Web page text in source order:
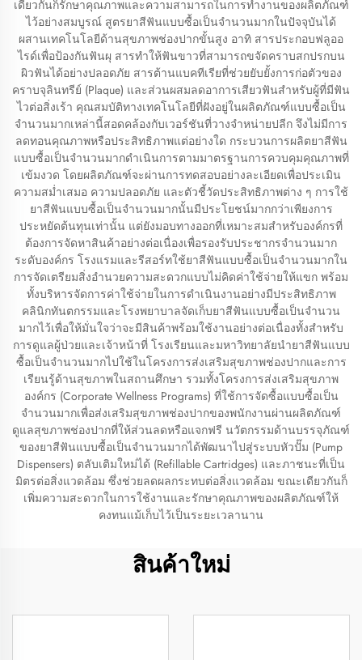
เดียวกันก็รักษาคุณภาพและความสามารถในการทำงานของผลิตภัณฑ์
ไว้อย่างสมบูรณ์ สูตรยาสีฟันแบบซื้อเป็นจำนวนมากในปัจจุบันได้
ผสานเทคโนโลยีด้านสุขภาพช่องปากขั้นสูง อาทิ สารประกอบฟลูออ
ไรด์เพื่อป้องกันฟันผุ สารทำให้ฟันขาวที่สามารถขจัดคราบสกปรกบน
ผิวฟันได้อย่างปลอดภัย สารต้านแบคทีเรียที่ช่วยยับยั้งการก่อตัวของ
คราบจุลินทรีย์ (Plaque) และส่วนผสมลดอาการเสียวฟันสำหรับผู้ที่มีฟัน
ไวต่อสิ่งเร้า คุณสมบัติทางเทคโนโลยีที่ฝังอยู่ในผลิตภัณฑ์แบบซื้อเป็น
จำนวนมากเหล่านี้สอดคล้องกับเวอร์ชันที่วางจำหน่ายปลีก จึงไม่มีการ
ลดทอนคุณภาพหรือประสิทธิภาพแต่อย่างใด กระบวนการผลิตยาสีฟัน
แบบซื้อเป็นจำนวนมากดำเนินการตามมาตรฐานการควบคุมคุณภาพที่
เข้มงวด โดยผลิตภัณฑ์จะผ่านการทดสอบอย่างละเอียดเพื่อประเมิน
ความสม่ำเสมอ ความปลอดภัย และตัวชี้วัดประสิทธิภาพต่าง ๆ การใช้
ยาสีฟันแบบซื้อเป็นจำนวนมากนั้นมีประโยชน์มากกว่าเพียงการ
ประหยัดต้นทุนเท่านั้น แต่ยังมอบทางออกที่เหมาะสมสำหรับองค์กรที่
ต้องการจัดหาสินค้าอย่างต่อเนื่องเพื่อรองรับประชากรจำนวนมาก
ระดับองค์กร โรงแรมและรีสอร์ทใช้ยาสีฟันแบบซื้อเป็นจำนวนมากใน
การจัดเตรียมสิ่งอำนวยความสะดวกแบบไม่คิดค่าใช้จ่ายให้แขก พร้อม
ทั้งบริหารจัดการค่าใช้จ่ายในการดำเนินงานอย่างมีประสิทธิภาพ
คลินิกทันตกรรมและโรงพยาบาลจัดเก็บยาสีฟันแบบซื้อเป็นจำนวน
มากไว้เพื่อให้มั่นใจว่าจะมีสินค้าพร้อมใช้งานอย่างต่อเนื่องทั้งสำหรับ
การดูแลผู้ป่วยและเจ้าหน้าที่ โรงเรียนและมหาวิทยาลัยนำยาสีฟันแบบ
ซื้อเป็นจำนวนมากไปใช้ในโครงการส่งเสริมสุขภาพช่องปากและการ
เรียนรู้ด้านสุขภาพในสถานศึกษา รวมทั้งโครงการส่งเสริมสุขภาพ
องค์กร (Corporate Wellness Programs) ที่ใช้การจัดซื้อแบบซื้อเป็น
จำนวนมากเพื่อส่งเสริมสุขภาพช่องปากของพนักงานผ่านผลิตภัณฑ์
ดูแลสุขภาพช่องปากที่ให้ส่วนลดหรือแจกฟรี นวัตกรรมด้านบรรจุภัณฑ์
ของยาสีฟันแบบซื้อเป็นจำนวนมากได้พัฒนาไปสู่ระบบหัวปั๊ม (Pump
Dispensers) ตลับเติมใหม่ได้ (Refillable Cartridges) และภาชนะที่เป็น
มิตรต่อสิ่งแวดล้อม ซึ่งช่วยลดผลกระทบต่อสิ่งแวดล้อม ขณะเดียวกันก็
เพิ่มความสะดวกในการใช้งานและรักษาคุณภาพของผลิตภัณฑ์ให้
คงทนแม้เก็บไว้เป็นระยะเวลานาน
สินค้าใหม่